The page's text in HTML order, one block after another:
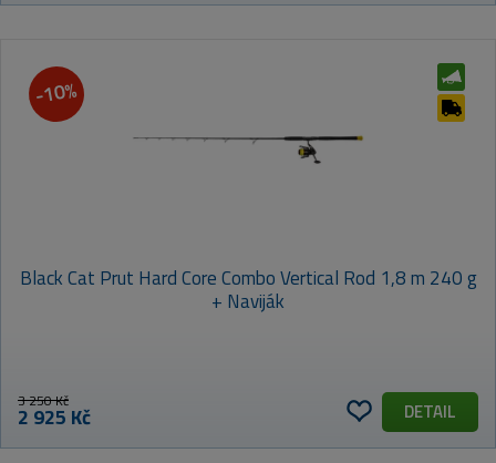
-10%
Black Cat Prut Hard Core Combo Vertical Rod 1,8 m 240 g
+ Naviják
3 250 Kč
2 925 Kč DETAIL